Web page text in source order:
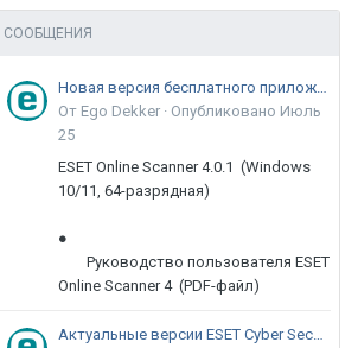
СООБЩЕНИЯ
Новая версия бесплатного приложения ESET Online Scanner доступна пользователям
От Ego Dekker · Опубликовано Июль
25
ESET Online Scanner 4.0.1 (Windows
10/11, 64-разрядная)
●
Руководство пользователя ESET
Online Scanner 4 (PDF-файл)
Актуальные версии ESET Cyber Security 9